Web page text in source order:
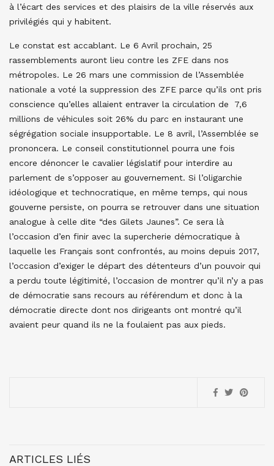
à l’écart des services et des plaisirs de la ville réservés aux
privilégiés qui y habitent.
Le constat est accablant. Le 6 Avril prochain, 25
rassemblements auront lieu contre les ZFE dans nos
métropoles. Le 26 mars une commission de l’Assemblée
nationale a voté la suppression des ZFE parce qu’ils ont pris
conscience qu’elles allaient entraver la circulation de 7,6
millions de véhicules soit 26% du parc en instaurant une
ségrégation sociale insupportable. Le 8 avril, l’Assemblée se
prononcera. Le conseil constitutionnel pourra une fois
encore dénoncer le cavalier législatif pour interdire au
parlement de s’opposer au gouvernement. Si l’oligarchie
idéologique et technocratique, en même temps, qui nous
gouverne persiste, on pourra se retrouver dans une situation
analogue à celle dite “des Gilets Jaunes”. Ce sera là
l’occasion d’en finir avec la supercherie démocratique à
laquelle les Français sont confrontés, au moins depuis 2017,
l’occasion d’exiger le départ des détenteurs d’un pouvoir qui
a perdu toute légitimité, l’occasion de montrer qu’il n’y a pas
de démocratie sans recours au référendum et donc à la
démocratie directe dont nos dirigeants ont montré qu’il
avaient peur quand ils ne la foulaient pas aux pieds.
ARTICLES LIÉS